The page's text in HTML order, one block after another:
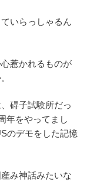
いらっしゃるん
惹かれるものが
碍子試験所だっ
年をやってまし
のデモをした記憶
み神話みたいな